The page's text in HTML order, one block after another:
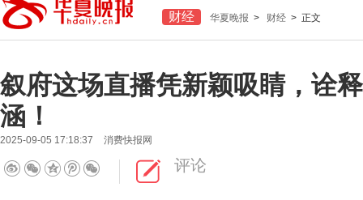
财经 华夏晚报 > 财经 > 正文
叙府这场直播凭新颖吸睛，诠
涵！
2025-09-05 17:18:37 消费快报网
评论